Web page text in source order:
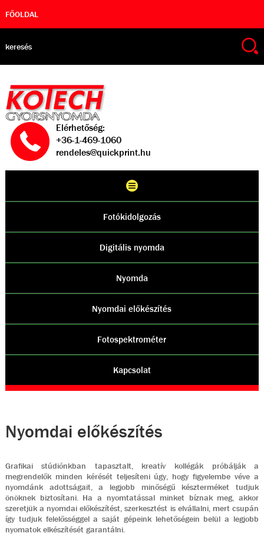
FŐOLDAL
Elérhetőség:
+36-1-469-1060
rendeles@quickprint.hu
Fotókidolgozás
Digitális nyomda
Nyomda
Nyomdai előkészítés
Fotospektrométer
Kapcsolat
Nyomdai előkészítés
Grafikai stúdiónkban tapasztalt, kreatív kollégák próbálják a
megrendelők minden kérését teljesíteni úgy, hogy figyelembe véve a
nyomdánk adottságait, a legjobb minőségű készterméket tudjuk
önöknek biztosítani. Ha a nyomtatással minket bíznak meg, akkor
szeretjük a nyomdai előkészítést, szerkesztést is elvállalni, mert csupán
így tudjuk felelősséggel a saját gépeink lehetőségein belül a legjobb
nyomatok elkészítését garantálni.